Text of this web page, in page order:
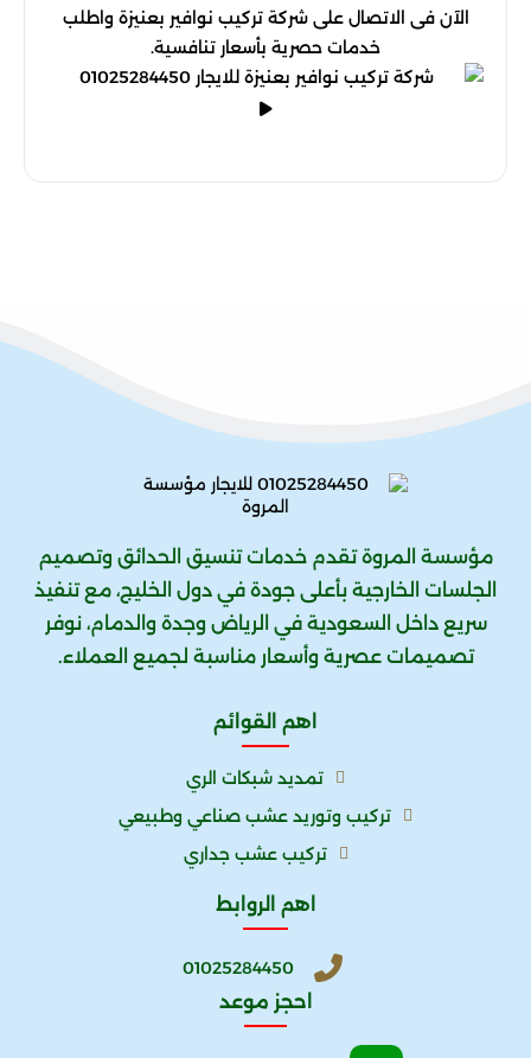
الآن فى الاتصال على شركة تركيب نوافير بعنيزة واطلب
خدمات حصرية بأسعار تنافسية.
مؤسسة المروة تقدم خدمات تنسيق الحدائق وتصميم
الجلسات الخارجية بأعلى جودة في دول الخليج، مع تنفيذ
سريع داخل السعودية في الرياض وجدة والدمام، نوفر
تصميمات عصرية وأسعار مناسبة لجميع العملاء.
اهم القوائم
تمديد شبكات الري
تركيب وتوريد عشب صناعي وطبيعي
تركيب عشب جداري
اهم الروابط
01025284450
احجز موعد